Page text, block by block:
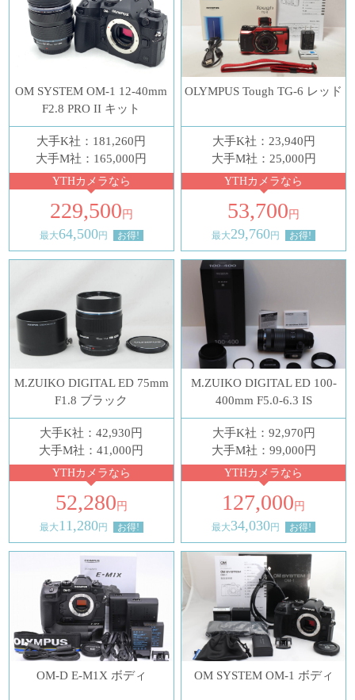
OM SYSTEM OM-1 12-40mm
F2.8 PRO II キット
大手K社：181,260円
大手M社：165,000円
YTHカメラなら
229,500 円
最大64,500円 お得!
OLYMPUS Tough TG-6 レッド
大手K社：23,940円
大手M社：25,000円
YTHカメラなら
53,700 円
最大29,760円 お得!
M.ZUIKO DIGITAL ED 75mm
F1.8 ブラック
大手K社：42,930円
大手M社：41,000円
YTHカメラなら
52,280 円
最大11,280円 お得!
M.ZUIKO DIGITAL ED 100-
400mm F5.0-6.3 IS
大手K社：92,970円
大手M社：99,000円
YTHカメラなら
127,000 円
最大34,030円 お得!
OM-D E-M1X ボディ OM SYSTEM OM-1 ボディ